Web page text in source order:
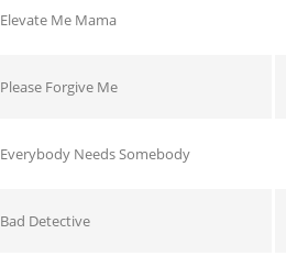
Elevate Me Mama
Please Forgive Me
Everybody Needs Somebody
Bad Detective